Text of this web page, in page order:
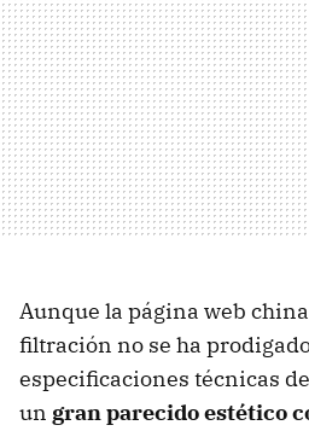
Aunque la página web
filtración no se ha
especificaciones técnicas
un gran parecido estético